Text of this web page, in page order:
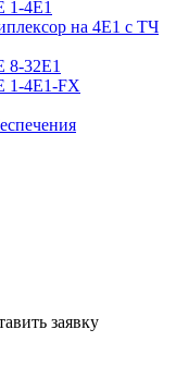
1-4E1
на 4Е1 с ТЧ
8-32E1
1-4E1-FX
заявку